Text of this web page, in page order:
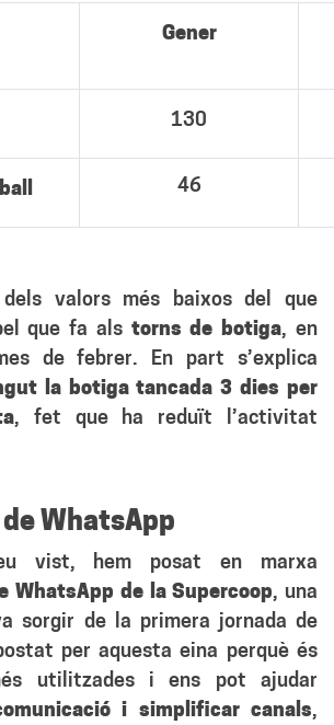
Gener
130
46
valors més baixos del que
que fa als torns de botiga, en
de febrer. En part s’explica
la botiga tancada 3 dies per
, fet que ha reduït l’activitat
WhatsApp
vist, hem posat en marxa
WhatsApp de la Supercoop, una
sorgir de la primera jornada de
per aquesta eina perquè és
utilitzades i ens pot ajudar
i simplificar canals,